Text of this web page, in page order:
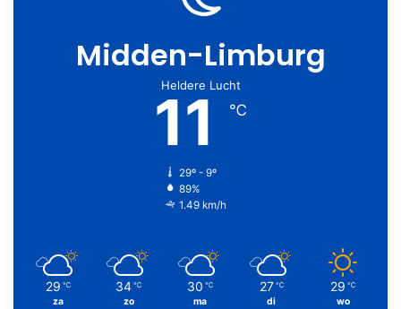
Midden-Limburg
Heldere Lucht
11 ℃
29º - 9º
89%
1.49 km/h
29 ℃
za
34 ℃
zo
30 ℃
ma
27 ℃
di
29 ℃
wo